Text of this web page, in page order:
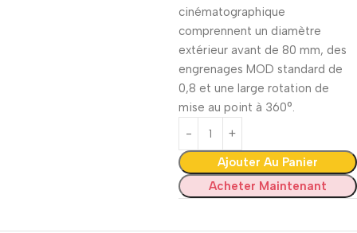
cinématographique
comprennent un diamètre
extérieur avant de 80 mm, des
engrenages MOD standard de
0,8 et une large rotation de
mise au point à 360°.
Ajouter Au Panier
Acheter Maintenant